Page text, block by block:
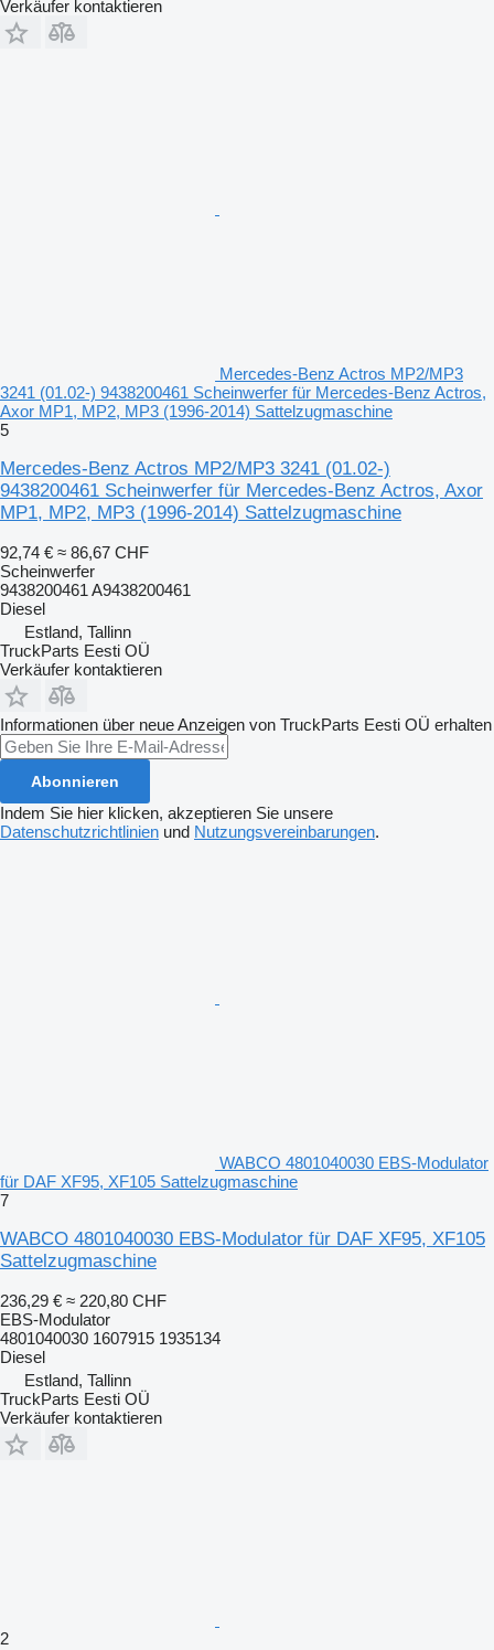
Verkäufer kontaktieren
Mercedes-Benz Actros MP2/MP3
3241 (01.02-) 9438200461 Scheinwerfer für Mercedes-Benz Actros,
Axor MP1, MP2, MP3 (1996-2014) Sattelzugmaschine
5
Mercedes-Benz Actros MP2/MP3 3241 (01.02-)
9438200461 Scheinwerfer für Mercedes-Benz Actros, Axor
MP1, MP2, MP3 (1996-2014) Sattelzugmaschine
92,74 € ≈ 86,67 CHF
Scheinwerfer
9438200461 A9438200461
Diesel
Estland, Tallinn
TruckParts Eesti OÜ
Verkäufer kontaktieren
Informationen über neue Anzeigen von TruckParts Eesti OÜ erhalten
Abonnieren
Indem Sie hier klicken, akzeptieren Sie unsere
Datenschutzrichtlinien und Nutzungsvereinbarungen.
WABCO 4801040030 EBS-Modulator
für DAF XF95, XF105 Sattelzugmaschine
7
WABCO 4801040030 EBS-Modulator für DAF XF95, XF105
Sattelzugmaschine
236,29 € ≈ 220,80 CHF
EBS-Modulator
4801040030 1607915 1935134
Diesel
Estland, Tallinn
TruckParts Eesti OÜ
Verkäufer kontaktieren
2